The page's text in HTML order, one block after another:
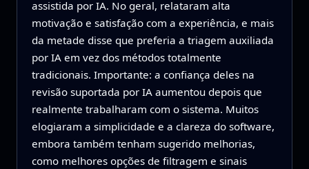
assistida por IA. No geral, relataram alta
motivação e satisfação com a experiência, e mais
da metade disse que preferia a triagem auxiliada
por IA em vez dos métodos totalmente
tradicionais. Importante: a confiança deles na
revisão suportada por IA aumentou depois que
realmente trabalharam com o sistema. Muitos
elogiaram a simplicidade e a clareza do software,
embora também tenham sugerido melhorias,
como melhores opções de filtragem e sinais